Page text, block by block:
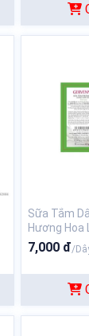
Sữa Tắm
Hương Hoa
7,000 đ/